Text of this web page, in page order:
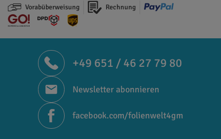
Vorabüberweisung Rechnung
+49 651 / 46 27 79 80
Newsletter abonnieren
facebook.com/folienwelt4gm